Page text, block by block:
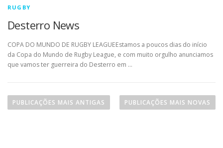
RUGBY
Desterro News
COPA DO MUNDO DE RUGBY LEAGUEEstamos a poucos dias do início
da Copa do Mundo de Rugby League, e com muito orgulho anunciamos
que vamos ter guerreira do Desterro em …
PUBLICAÇÕES MAIS ANTIGAS PUBLICAÇÕES MAIS NOVAS